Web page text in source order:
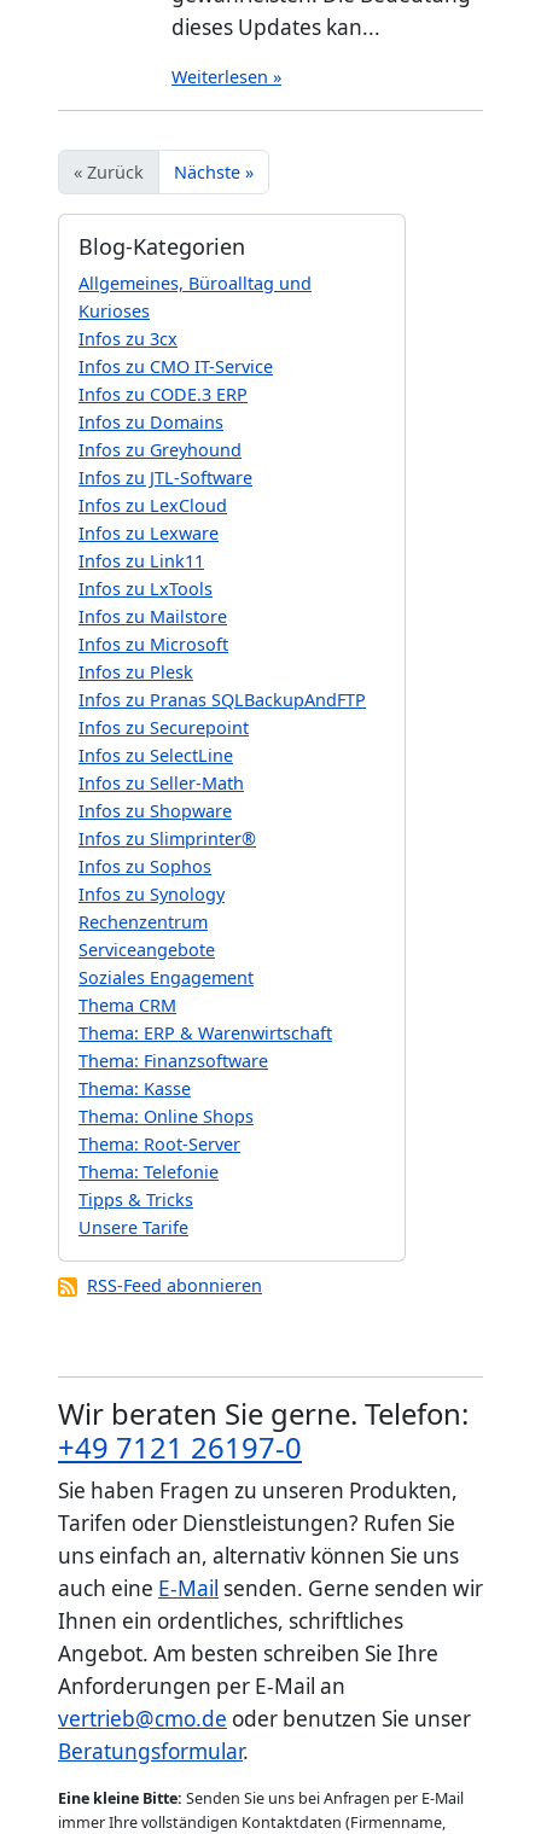
dieses Updates kan...
Weiterlesen »
« Zurück Nächste »
Blog-Kategorien
Allgemeines, Büroalltag und
Kurioses
Infos zu 3cx
Infos zu CMO IT-Service
Infos zu CODE.3 ERP
Infos zu Domains
Infos zu Greyhound
Infos zu JTL-Software
Infos zu LexCloud
Infos zu Lexware
Infos zu Link11
Infos zu LxTools
Infos zu Mailstore
Infos zu Microsoft
Infos zu Plesk
Infos zu Pranas SQLBackupAndFTP
Infos zu Securepoint
Infos zu SelectLine
Infos zu Seller-Math
Infos zu Shopware
Infos zu Slimprinter®
Infos zu Sophos
Infos zu Synology
Rechenzentrum
Serviceangebote
Soziales Engagement
Thema CRM
Thema: ERP & Warenwirtschaft
Thema: Finanzsoftware
Thema: Kasse
Thema: Online Shops
Thema: Root-Server
Thema: Telefonie
Tipps & Tricks
Unsere Tarife
RSS-Feed abonnieren
Wir beraten Sie gerne. Telefon:
+49 7121 26197-0
Sie haben Fragen zu unseren Produkten,
Tarifen oder Dienstleistungen? Rufen Sie
uns einfach an, alternativ können Sie uns
auch eine E-Mail senden. Gerne senden wir
Ihnen ein ordentliches, schriftliches
Angebot. Am besten schreiben Sie Ihre
Anforderungen per E-Mail an
vertrieb@cmo.de oder benutzen Sie unser
Beratungsformular.
Eine kleine Bitte: Senden Sie uns bei Anfragen per E-Mail
immer Ihre vollständigen Kontaktdaten (Firmenname,